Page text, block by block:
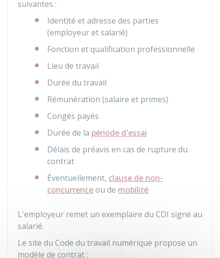
suivantes :
Identité et adresse des parties
(employeur et salarié)
Fonction et qualification professionnelle
Lieu de travail
Durée du travail
Rémunération (salaire et primes)
Congés payés
Durée de la période d'essai
Délais de préavis en cas de rupture du
contrat
Éventuellement, clause de non-
concurrenceou de mobilité
L'employeur remet un exemplaire du CDI signé au
salarié.
Le site du Code du travail numérique propose un
modèle de contrat :